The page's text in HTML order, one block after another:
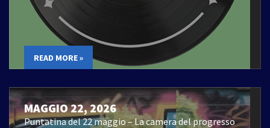
READ MORE »
MAGGIO 22, 2026
Puntatina del 22 maggio – La camera del progresso